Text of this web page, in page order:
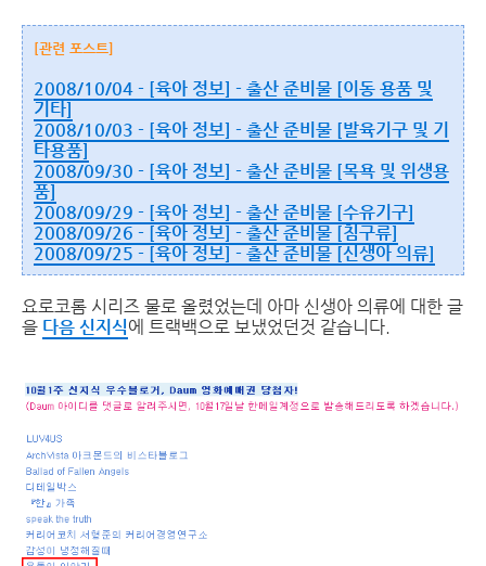
[관련 포스트]
2008/10/04 - [육아 정보] - 출산 준비물 [이동 용품 및
기타]
2008/10/03 - [육아 정보] - 출산 준비물 [발육기구 및 기
타용품]
2008/09/30 - [육아 정보] - 출산 준비물 [목욕 및 위생용
품]
2008/09/29 - [육아 정보] - 출산 준비물 [수유기구]
2008/09/26 - [육아 정보] - 출산 준비물 [침구류]
2008/09/25 - [육아 정보] - 출산 준비물 [신생아 의류]
요로코롬 시리즈 물로 올렸었는데 아마 신생아 의류에 대한 글
을 다음 신지식에 트랙백으로 보냈었던것 같습니다.